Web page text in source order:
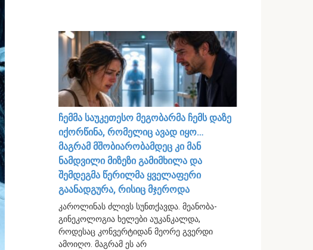
ჩემმა საუკეთესო მეგობარმა ჩემს დაზე
იქორწინა, რომელიც ავად იყო…
მაგრამ მშობიარობამდეც კი მან
ნამდვილი მიზეზი გამიმხილა და
შემდეგმა წერილმა ყველაფერი
გაანადგურა, რისიც მჯეროდა
კაროლინას ძლივს სუნთქავდა. მეანობა-
გინეკოლოგია ხელები აუკანკალდა,
როდესაც კონვერტიდან მეორე გვერდი
ამოიღო. მაგრამ ეს არ